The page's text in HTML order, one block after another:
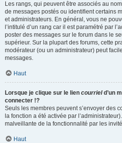
Les rangs, qui peuvent être associés au
de messages postés ou identifient certains
et administrateurs. En général, vous ne
l’intitulé d’un rang car il est paramétré par
poster des messages sur le forum dans le
supérieur. Sur la plupart des forums, cette
modérateur (ou un administrateur) peut
messages.
Haut
Lorsque je clique sur le lien courrield’un
connecter !?
Seuls les membres peuvent s’envoyer des
la fonction a été activée par
malveillante de la fonctionnalité par les
Haut